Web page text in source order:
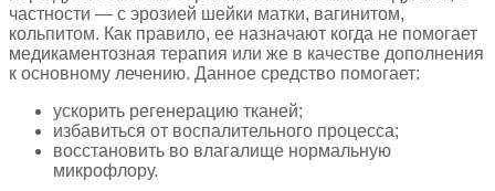
частности — с эрозией шейки матки, вагинитом,
кольпитом. Как правило, ее назначают когда не помогает
медикаментозная терапия или же в качестве дополнения
к основному лечению. Данное средство помогает:
ускорить регенерацию тканей;
избавиться от воспалительного процесса;
восстановить во влагалище нормальную
микрофлору.